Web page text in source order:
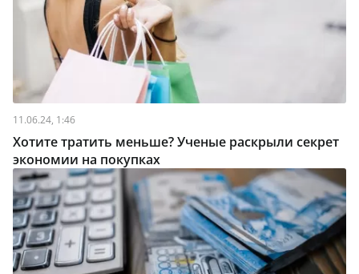
11.06.24, 1:46
Хотите тратить меньше? Ученые раскрыли секрет
экономии на покупках